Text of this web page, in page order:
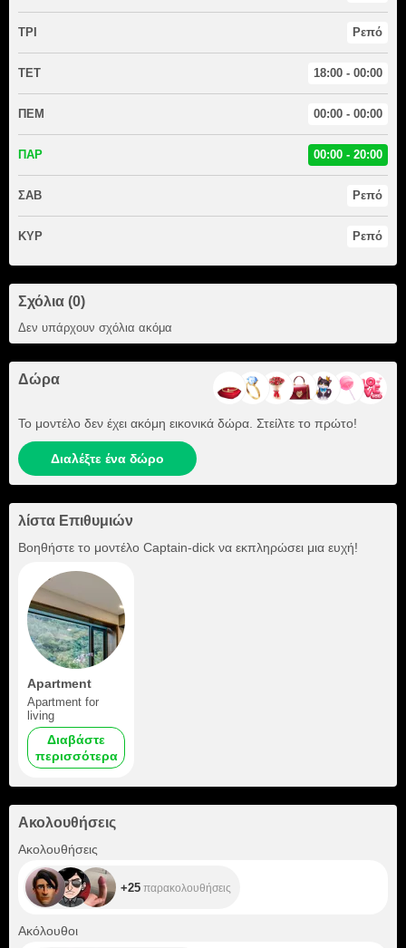
ΤΡΙ Ρεπό
ΤΕΤ 18:00 - 00:00
ΠΕΜ 00:00 - 00:00
ΠΑΡ 00:00 - 20:00
ΣΑΒ Ρεπό
ΚΥΡ Ρεπό
Σχόλια (0)
Δεν υπάρχουν σχόλια ακόμα
Δώρα
Το μοντέλο δεν έχει ακόμη εικονικά δώρα. Στείλτε το πρώτο!
Διαλέξτε ένα δώρο
λίστα Επιθυμιών
Βοηθήστε το μοντέλο Captain-dick να εκπληρώσει μια ευχή!
Apartment
Apartment for
living
Διαβάστε
περισσότερα
Ακολουθήσεις
Ακολουθήσεις
+25 παρακολουθήσεις
Ακόλουθοι